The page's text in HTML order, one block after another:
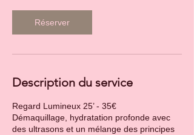
Réserver
Description du service
Regard Lumineux 25’ - 35€
Démaquillage, hydratation profonde avec
des ultrasons et un mélange des principes